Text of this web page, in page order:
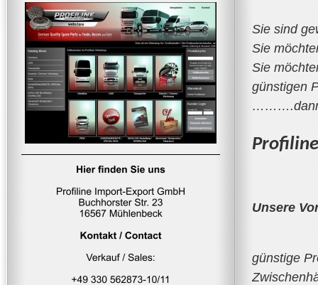
Sie sind
Sie
Sie
günstigen
……….dann
Unsere
günstige